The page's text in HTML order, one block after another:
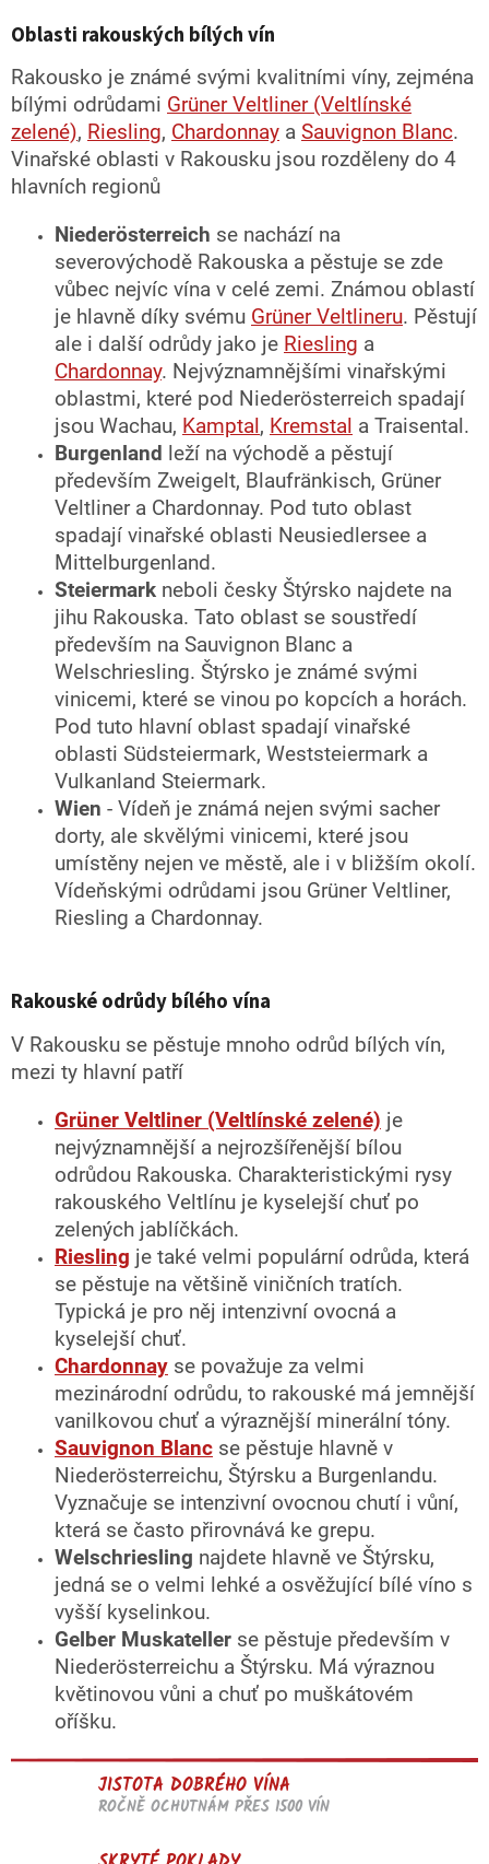
d
a
c
í
p
y
v
ý
p
i
s
u
Oblasti rakouských bílých vín
Rakousko je známé svými kvalitními víny, zejména
bílými odrůdami Grüner Veltliner (Veltlínské
zelené), Riesling, Chardonnay a Sauvignon Blanc.
Vinařské oblasti v Rakousku jsou rozděleny do 4
hlavních regionů
Niederösterreich se nachází na
severovýchodě Rakouska a pěstuje se zde
vůbec nejvíc vína v celé zemi. Známou oblastí
je hlavně díky svému Grüner Veltlineru. Pěstují
ale i další odrůdy jako je Riesling a
Chardonnay. Nejvýznamnějšími vinařskými
oblastmi, které pod Niederösterreich spadají
jsou Wachau, Kamptal, Kremstal a Traisental.
Burgenland leží na východě a pěstují
především Zweigelt, Blaufränkisch, Grüner
Veltliner a Chardonnay. Pod tuto oblast
spadají vinařské oblasti Neusiedlersee a
Mittelburgenland.
Steiermark neboli česky Štýrsko najdete na
jihu Rakouska. Tato oblast se soustředí
především na Sauvignon Blanc a
Welschriesling. Štýrsko je známé svými
vinicemi, které se vinou po kopcích a horách.
Pod tuto hlavní oblast spadají vinařské
oblasti Südsteiermark, Weststeiermark a
Vulkanland Steiermark.
Wien - Vídeň je známá nejen svými sacher
dorty, ale skvělými vinicemi, které jsou
umístěny nejen ve městě, ale i v bližším okolí.
Vídeňskými odrůdami jsou Grüner Veltliner,
Riesling a Chardonnay.
Rakouské odrůdy bílého vína
V Rakousku se pěstuje mnoho odrůd bílých vín,
mezi ty hlavní patří
Grüner Veltliner (Veltlínské zelené) je
nejvýznamnější a nejrozšířenější bílou
odrůdou Rakouska. Charakteristickými rysy
rakouského Veltlínu je kyselejší chuť po
zelených jablíčkách.
Riesling je také velmi populární odrůda, která
se pěstuje na většině viničních tratích.
Typická je pro něj intenzivní ovocná a
kyselejší chuť.
Chardonnay se považuje za velmi
mezinárodní odrůdu, to rakouské má jemnější
vanilkovou chuť a výraznější minerální tóny.
Sauvignon Blanc se pěstuje hlavně v
Niederösterreichu, Štýrsku a Burgenlandu.
Vyznačuje se intenzivní ovocnou chutí i vůní,
která se často přirovnává ke grepu.
Welschriesling najdete hlavně ve Štýrsku,
jedná se o velmi lehké a osvěžující bílé víno s
vyšší kyselinkou.
Gelber Muskateller se pěstuje především v
Niederösterreichu a Štýrsku. Má výraznou
květinovou vůni a chuť po muškátovém
oříšku.
JISTOTA DOBRÉHO VÍNA
ROČNĚ OCHUTNÁM PŘES 1500 VÍN